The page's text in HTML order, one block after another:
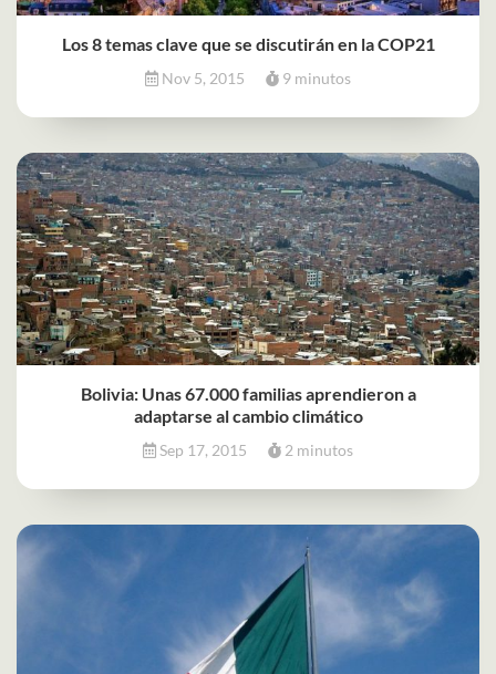
Los 8 temas clave que se discutirán en la COP21
Nov 5, 2015 9 minutos
Bolivia: Unas 67.000 familias aprendieron a
adaptarse al cambio climático
Sep 17, 2015 2 minutos